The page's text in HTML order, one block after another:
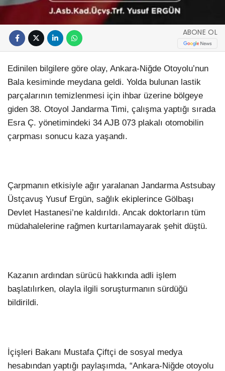
ABONE OL
Edinilen bilgilere göre olay, Ankara-Niğde Otoyolu’nun
Bala kesiminde meydana geldi. Yolda bulunan lastik
parçalarının temizlenmesi için ihbar üzerine bölgeye
giden 38. Otoyol Jandarma Timi, çalışma yaptığı sırada
Esra Ç. yönetimindeki 34 AJB 073 plakalı otomobilin
çarpması sonucu kaza yaşandı.
Çarpmanın etkisiyle ağır yaralanan Jandarma Astsubay
Üstçavuş Yusuf Ergün, sağlık ekiplerince Gölbaşı
Devlet Hastanesi’ne kaldırıldı. Ancak doktorların tüm
müdahalelerine rağmen kurtarılamayarak şehit düştü.
Kazanın ardından sürücü hakkında adli işlem
başlatılırken, olayla ilgili soruşturmanın sürdüğü
bildirildi.
İçişleri Bakanı Mustafa Çiftçi de sosyal medya
hesabından yaptığı paylaşımda, “Ankara-Niğde otoyolu